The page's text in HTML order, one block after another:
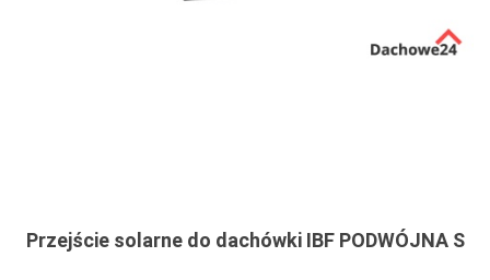
Przejście solarne do dachówki IBF PODWÓJNA S